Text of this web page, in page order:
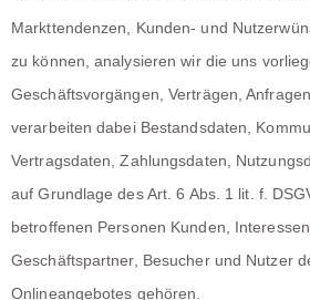
Markttendenzen, Kunden- und
zu können, analysieren wir die uns
Geschäftsvorgängen, Verträgen,
verarbeiten dabei Bestandsdaten,
Vertragsdaten, Zahlungsdaten,
auf Grundlage des Art. 6 Abs. 1 lit. f.
betroffenen Personen Kunden,
Geschäftspartner, Besucher und Nutzer
Onlineangebotes gehören.